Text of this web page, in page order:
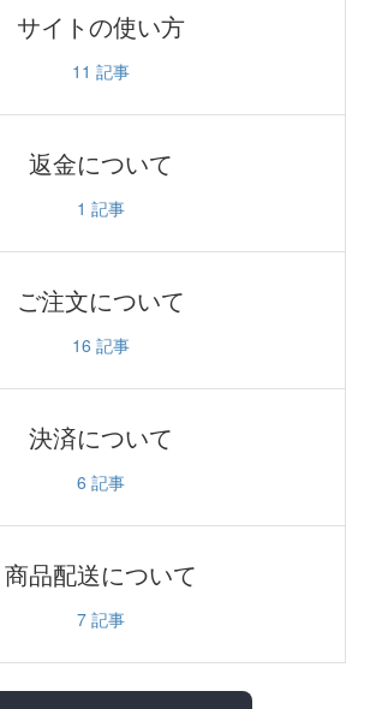
サイトの使い方
11 記事
返金について
1 記事
ご注文について
16 記事
決済について
6 記事
商品配送について
7 記事